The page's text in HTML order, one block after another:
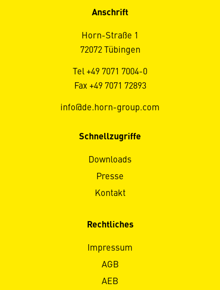
Anschrift
Horn-Straße 1
72072 Tübingen
Tel +49 7071 7004-0
Fax +49 7071 72893
info@de.horn-group.com
Schnellzugriffe
Downloads
Presse
Kontakt
Rechtliches
Impressum
AGB
AEB